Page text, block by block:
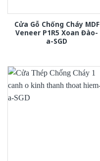
Cửa Gỗ Chống Cháy MDF
Veneer P1R5 Xoan Đào-
a-SGD